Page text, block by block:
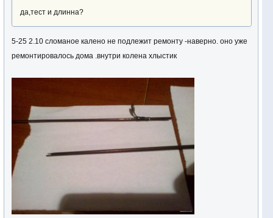
да,тест и длинна?
5-25 2.10 сломаное калено не подлежит ремонту -наверно. оно уже
ремонтировалось дома .внутри колена хлыстик